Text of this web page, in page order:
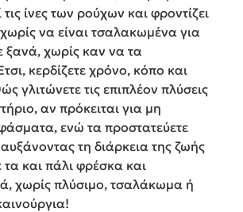
ίνες των ρούχων και φροντίζει
να είναι τσαλακωμένα για
ξανά, χωρίς καν να τα
κερδίζετε χρόνο, κόπο και
γλιτώνετε τις επιπλέον πλύσεις
αν πρόκειται για μη
ενώ τα προστατεύετε
τη διάρκεια της ζωής
τα και πάλι φρέσκα και
χωρίς πλύσιμο, τσαλάκωμα ή